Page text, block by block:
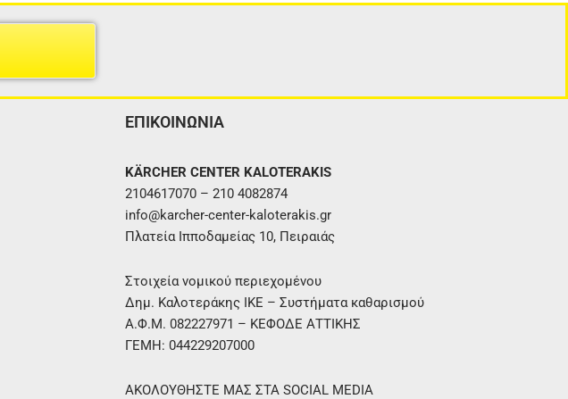
ΕΠΙΚΟΙΝΩΝΙΑ
KÄRCHER CENTER KALOTERAKIS
2104617070 – 210 4082874
info@karcher-center-kaloterakis.gr
Πλατεία Ιπποδαμείας 10, Πειραιάς
Στοιχεία νομικού περιεχομένου
Δημ. Καλοτεράκης ΙΚΕ – Συστήματα καθαρισμού
Α.Φ.Μ. 082227971 – ΚΕΦΟΔΕ ΑΤΤΙΚΗΣ
ΓΕΜΗ: 044229207000
ΑΚΟΛΟΥΘΗΣΤΕ ΜΑΣ ΣΤΑ SOCIAL MEDIA